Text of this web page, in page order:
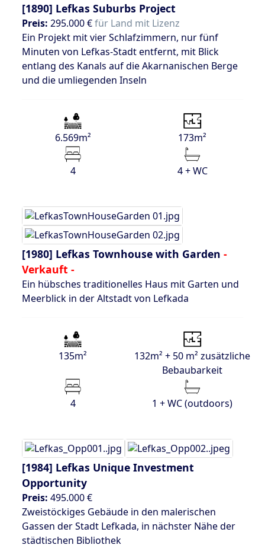
[1890] Lefkas Suburbs Project
Preis: 295.000 €für Land mit Lizenz
Ein Projekt mit vier Schlafzimmern, nur fünf
Minuten von Lefkas-Stadt entfernt, mit Blick
entlang des Kanals auf die Akarnanischen Berge
und die umliegenden Inseln
6.569m² 173m²
4 4 + WC
[1980] Lefkas Townhouse with Garden -
Verkauft -
Ein hübsches traditionelles Haus mit Garten und
Meerblick in der Altstadt von Lefkada
135m²
132m² + 50 m² zusätzliche
Bebaubarkeit
4 1 + WC (outdoors)
[1984] Lefkas Unique Investment
Opportunity
Preis: 495.000 €
Zweistöckiges Gebäude in den malerischen
Gassen der Stadt Lefkada, in nächster Nähe der
städtischen Bibliothek